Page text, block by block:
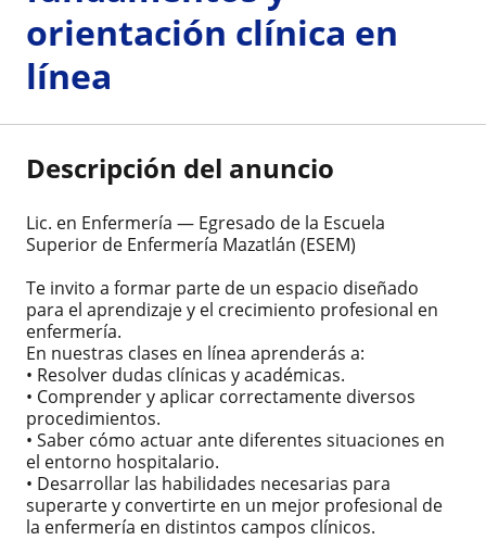
orientación clínica en
línea
Descripción del anuncio
Lic. en Enfermería — Egresado de la Escuela
Superior de Enfermería Mazatlán (ESEM)
Te invito a formar parte de un espacio diseñado
para el aprendizaje y el crecimiento profesional en
enfermería.
En nuestras clases en línea aprenderás a:
• Resolver dudas clínicas y académicas.
• Comprender y aplicar correctamente diversos
procedimientos.
• Saber cómo actuar ante diferentes situaciones en
el entorno hospitalario.
• Desarrollar las habilidades necesarias para
superarte y convertirte en un mejor profesional de
la enfermería en distintos campos clínicos.